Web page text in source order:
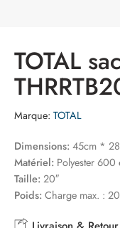
TOTAL
Marque: TOTAL
Dimensions:45cm *
Matériel: Polyester
Taille:20″
Poids:Charge max. :